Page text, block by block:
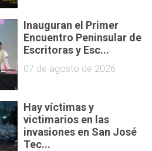
Inauguran el Primer
Encuentro Peninsular de
Escritoras y Esc...
07 de agosto de 2026
Hay víctimas y
victimarios en las
invasiones en San José
Tec...